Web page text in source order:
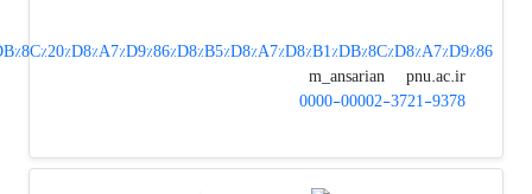
m_ansarian
pnu.ac.ir
0000-00002-3721-9378